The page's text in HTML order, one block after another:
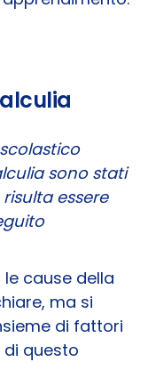
sono stati
essere
le cause della
ma si
di fattori
di questo